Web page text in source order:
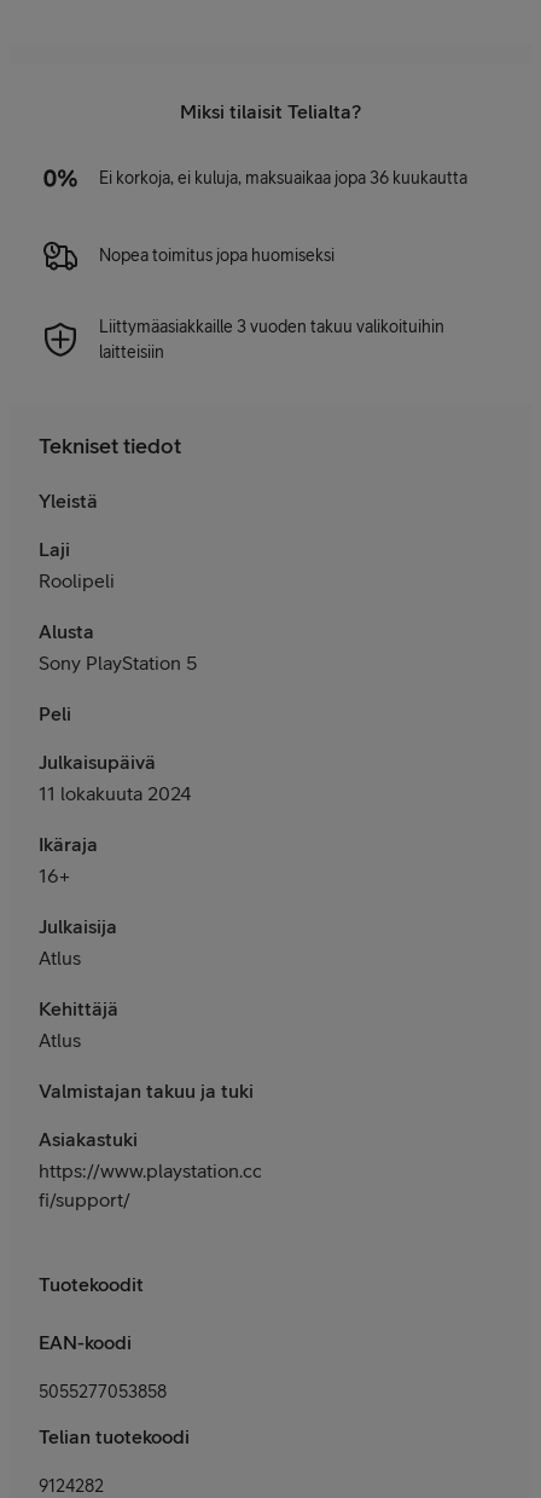
Miksi tilaisit Telialta?
Ei korkoja, ei kuluja, maksuaikaa jopa 36 kuukautta
Nopea toimitus jopa huomiseksi
Liittymäasiakkaille 3 vuoden takuu valikoituihin
laitteisiin
Tekniset tiedot
Yleistä
Laji
Roolipeli
Alusta
Sony PlayStation 5
Peli
Julkaisupäivä
11 lokakuuta 2024
Ikäraja
16+
Julkaisija
Atlus
Kehittäjä
Atlus
Valmistajan takuu ja tuki
Asiakastuki
https://www.playstation.com/fi-
fi/support/
Tuotekoodit
EAN-koodi
5055277053858
Telian tuotekoodi
9124282